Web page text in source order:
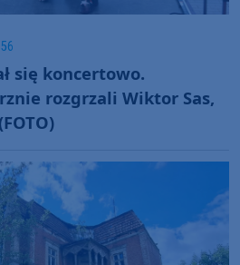
56
się koncertowo.
rozgrzali Wiktor Sas,